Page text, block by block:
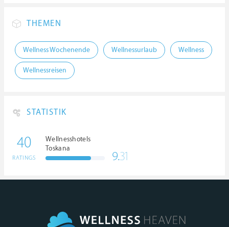
THEMEN
Wellness Wochenende Wellnessurlaub Wellness
Wellnessreisen
STATISTIK
40
RATINGS
Wellnesshotels
Toskana
9.31